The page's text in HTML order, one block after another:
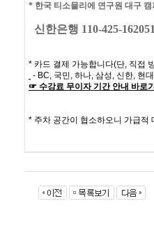
* 한국 티소믈리에 연구원 대구
신한은행 110-425-
* 카드 결제 가능합니다(단, 직접
- BC, 국민, 하나, 삼성, 신한, 현
☞ 수강료 무이자 기간 안내 바로
* 주차 공간이 협소하오니 가급적